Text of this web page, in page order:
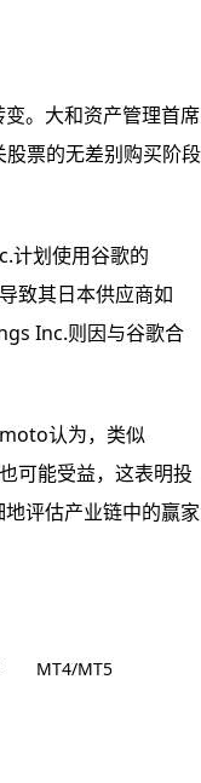
。大和资产管理首席
票的无差别购买阶段
计划使用谷歌的
致其日本供应商如
Inc.则因与谷歌合
认为，类似
可能受益，这表明投
评估产业链中的赢家
MT4/MT5